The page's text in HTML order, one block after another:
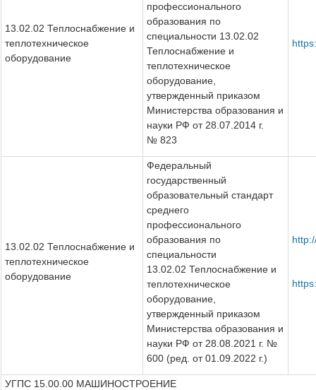
13.02.02 Теплоснабжение и
теплотехническое
оборудование
профессионального
образования по
специальности 13.02.02
Теплоснабжение и
теплотехническое
оборудование,
утвержденный приказом
Министерства образования и
науки РФ от 28.07.2014 г.
№ 823
13.02.02 Теплоснабжение и
теплотехническое
оборудование
Федеральный
государственный
образовательный стандарт
среднего
профессионального
образования по
специальности
13.02.02 Теплоснабжение и
теплотехническое
оборудование,
утвержденный приказом
Министерства образования и
науки РФ от 28.08.2021 г. №
600 (ред. от 01.09.2022 г.)
УГПС 15.00.00 МАШИНОСТРОЕНИЕ